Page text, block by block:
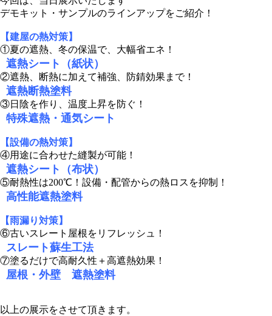
デモキット・サンプルのラインアップをご紹介！
【建屋の熱対策】
①夏の遮熱、冬の保温で、大幅省エネ！
遮熱シート（紙状）
②遮熱、断熱に加えて補強、防錆効果まで！
遮熱断熱塗料
③日陰を作り、温度上昇を防ぐ！
特殊遮熱・通気シート
【設備の熱対策】
④用途に合わせた縫製が可能！
遮熱シート（布状）
⑤耐熱性は200℃！設備・配管からの熱ロスを抑制！
高性能遮熱塗料
【雨漏り対策】
⑥古いスレート屋根をリフレッシュ！
スレート蘇生工法
⑦塗るだけで高耐久性＋高遮熱効果！
屋根・外壁 遮熱塗料
以上の展示をさせて頂きます。